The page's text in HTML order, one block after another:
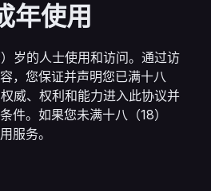
年使用
岁的人士使用和访问。通过访
，您保证并声明您已满十八
权威、权利和能力进入此协议并
件。如果您未满十八（18）
服务。